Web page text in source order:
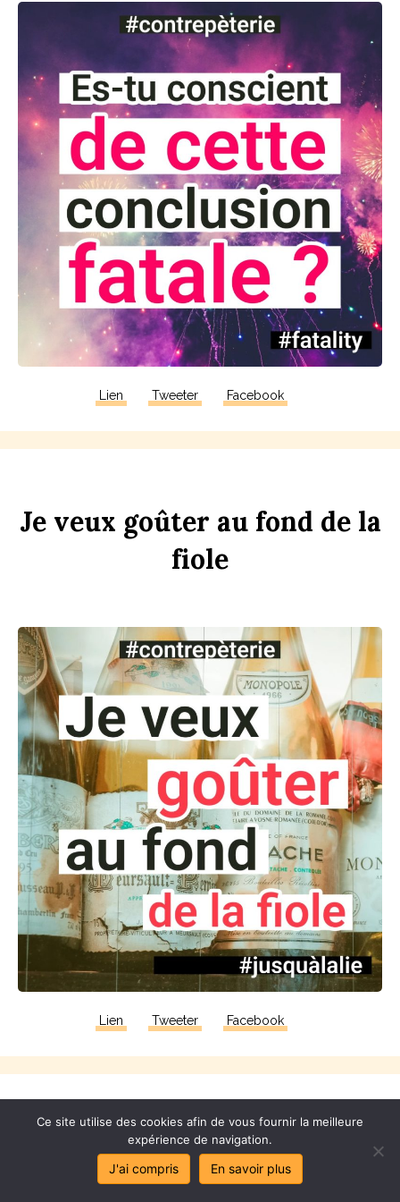
Lien Tweeter Facebook
Je veux goûter au fond de la
fiole
Lien Tweeter Facebook
vieux routard nous
proposé sa bible
Ce site utilise des cookies afin de vous fournir la meilleure
expérience de navigation.
J'ai compris En savoir plus